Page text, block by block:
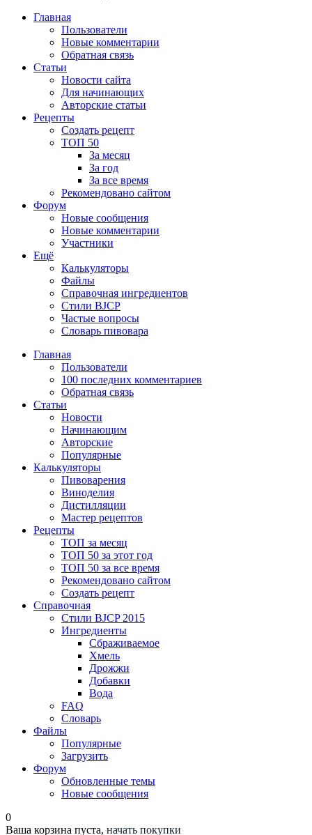
Главная
Пользователи
Новые комментарии
Обратная связь
Статьи
Новости сайта
Для начинающих
Авторские статьи
Рецепты
Создать рецепт
ТОП 50
За месяц
За год
За все время
Рекомендовано сайтом
Форум
Новые сообщения
Новые комментарии
Участники
Ещё
Калькуляторы
Файлы
Справочная ингредиентов
Стили BJCP
Частые вопросы
Словарь пивовара
Главная
Пользователи
100 последних комментариев
Обратная связь
Статьи
Новости
Начинающим
Авторские
Популярные
Калькуляторы
Пивоварения
Виноделия
Дистилляции
Мастер рецептов
Рецепты
ТОП за месяц
ТОП 50 за этот год
ТОП 50 за все время
Рекомендовано сайтом
Создать рецепт
Справочная
Стили BJCP 2015
Ингредиенты
Сбраживаемое
Хмель
Дрожжи
Добавки
Вода
FAQ
Словарь
Файлы
Популярные
Загрузить
Форум
Обновленные темы
Новые сообщения
0
Ваша корзина пуста, начать покупки